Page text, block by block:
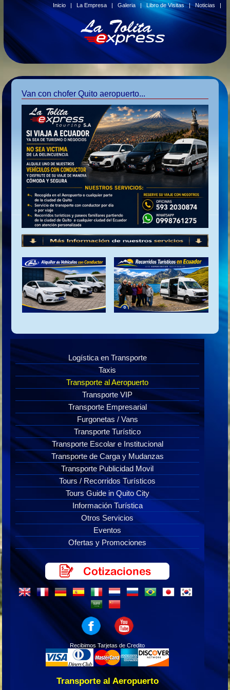
Inicio |La Empresa |Galeria |Libro de Visitas|Noticias |
Van con chofer Quito aeropuerto...
Logística en Transporte
Taxis
Transporte al Aeropuerto
Transporte VIP
Transporte Empresarial
Furgonetas / Vans
Transporte Turístico
Transporte Escolar e Institucional
Transporte de Carga y Mudanzas
Transporte Publicidad Movil
Tours / Recorridos Turísticos
Tours Guide in Quito City
Información Turística
Otros Servicios
Eventos
Ofertas y Promociones
Recibimos Tarjetas de Credito
Transporte al Aeropuerto